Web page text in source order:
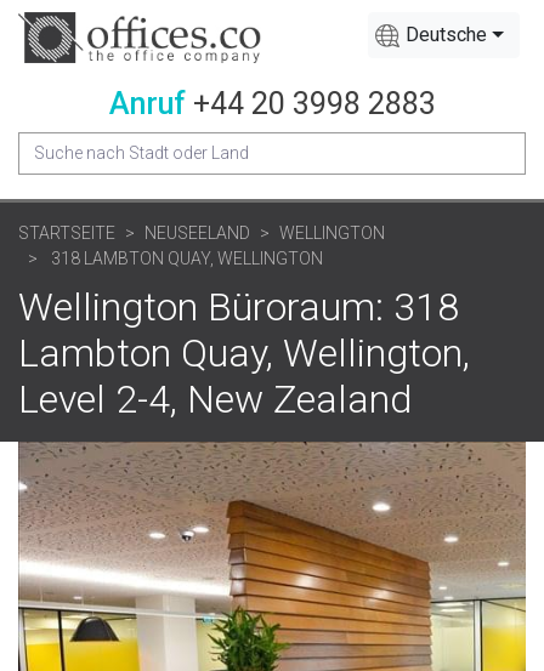
Deutsche
Anruf +44 20 3998 2883
STARTSEITE NEUSEELAND
WELLINGTON
318 LAMBTON QUAY, WELLINGTON
Wellington Büroraum: 318
Lambton Quay, Wellington,
Level 2-4, New Zealand